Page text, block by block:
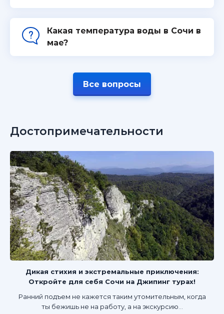
Какая температура воды в Сочи в
мае?
Все вопросы
Достопримечательности
Дикая стихия и экстремальные приключения:
Откройте для себя Сочи на Джипинг турах!
Ранний подъем не кажется таким утомительным, когда
ты бежишь не на работу, а на экскурсию...